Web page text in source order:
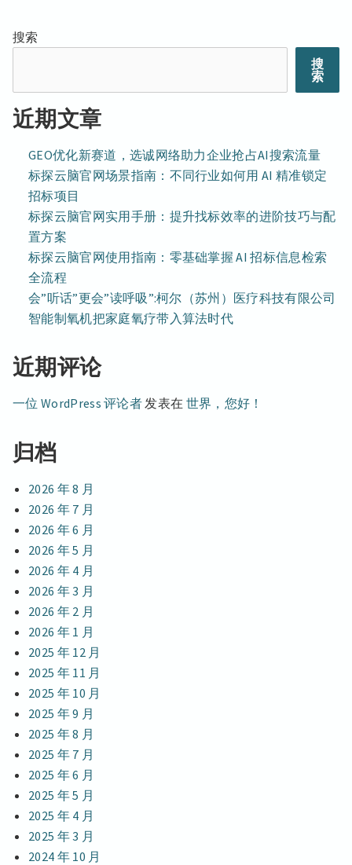
搜索
搜
索
近期文章
GEO优化新赛道，选诚网络助力企业抢占AI搜索流量
标探云脑官网场景指南：不同行业如何用 AI 精准锁定
招标项目
标探云脑官网实用手册：提升找标效率的进阶技巧与配
置方案
标探云脑官网使用指南：零基础掌握 AI 招标信息检索
全流程
会”听话”更会”读呼吸”:柯尔（苏州）医疗科技有限公司
智能制氧机把家庭氧疗带入算法时代
近期评论
一位 WordPress 评论者发表在 世界，您好！
归档
2026 年 8 月
2026 年 7 月
2026 年 6 月
2026 年 5 月
2026 年 4 月
2026 年 3 月
2026 年 2 月
2026 年 1 月
2025 年 12 月
2025 年 11 月
2025 年 10 月
2025 年 9 月
2025 年 8 月
2025 年 7 月
2025 年 6 月
2025 年 5 月
2025 年 4 月
2025 年 3 月
2024 年 10 月